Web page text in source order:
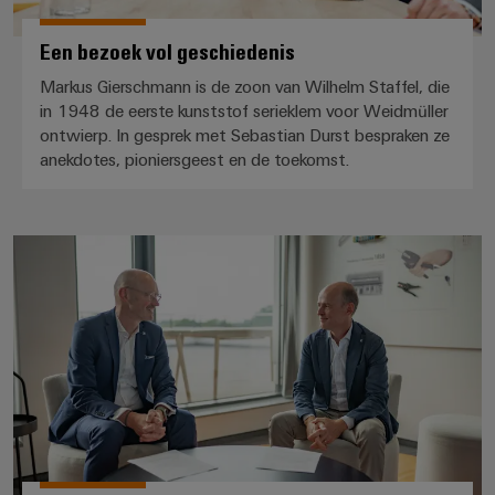
veilige
bedrijfsvoering
met
geïntegreerde
oplossingen
voor
de
procesindustrie
Zonne-
benutten
voor
efficiënt
gebruik
van
hulpbronnen
Scheepsbouw
Uitgebreide
verbindingsoplossingen
voor
Industriële
beveiliging
Industrieel
serviceplatform
easyConnect
Plant
Controller
Fabrikant
van
apparaten
PCB-
connectoren
Automatisering
en
software
Besturingen
I/O-
Industrial
Ethernet
Touchpanels
Engineering-
en
visualisatietools
Energiemeting
eShop
OCI-
interface
EDI-
OVERZICHT
Partner
Evenementen
en
beurzen
beurzen
evenementen
Intersolar
Een bezoek vol geschiedenis
Markus Gierschmann is de zoon van Wilhelm Staffel, die
in 1948 de eerste kunststof serieklem voor Weidmüller
ontwierp. In gesprek met Sebastian Durst bespraken ze
anekdotes, pioniersgeest en de toekomst.
Volgende stappen naar de